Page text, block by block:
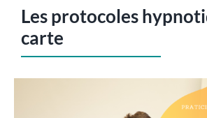
Les protocoles
carte